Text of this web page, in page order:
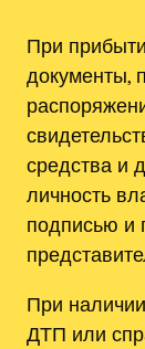
При
документы,
средства и
личность
подписью и
При
ДТП или